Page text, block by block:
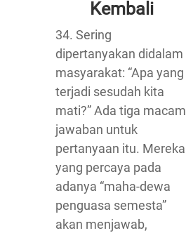
Kembali
34. Sering
dipertanyakan didalam
masyarakat: “Apa yang
terjadi sesudah kita
mati?” Ada tiga macam
jawaban untuk
pertanyaan itu. Mereka
yang percaya pada
adanya “maha-dewa
penguasa semesta”
akan menjawab,